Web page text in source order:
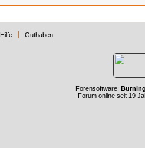
Hilfe Guthaben
Forensoftware:
Forum online seit 19